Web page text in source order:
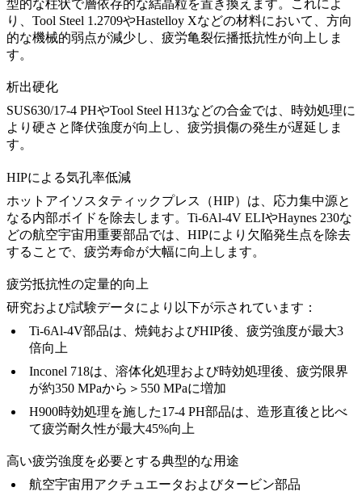
型的な柱状で層依存的な結晶粒を置き換えます。これによ
り、 Tool Steel 1.2709やHastelloy Xなどの材料において、方向
的な機械的弱点が減少し、疲労亀裂伝播抵抗性が向上しま
す。
析出硬化
SUS630/17-4 PHやTool Steel H13などの合金では、時効処理に
より硬さと降伏強度が向上し、疲労損傷の発生が遅延しま
す。
HIPによる気孔率低減
ホットアイソスタティックプレス（HIP） は、応力集中源と
なる内部ボイドを除去します。 Ti-6Al-4V ELIやHaynes 230な
どの航空宇宙用重要部品では、HIPにより欠陥発生点を除去
することで、疲労寿命が大幅に向上します。
疲労抵抗性の定量的向上
研究および試験データにより以下が示されています：
Ti-6Al-4V部品は、焼鈍およびHIP後、疲労強度が最大3
倍向上
Inconel 718は、溶体化処理および時効処理後、疲労限界
が約350 MPaから＞550 MPaに増加
H900時効処理を施した17-4 PH部品は、造形直後と比べ
て疲労耐久性が最大45%向上
高い疲労強度を必要とする典型的な用途
航空宇宙用アクチュエータおよびタービン部品